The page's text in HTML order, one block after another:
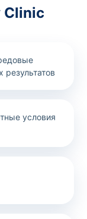
Clinic
условия